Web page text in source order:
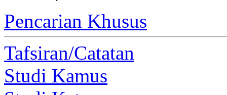
Pencarian Khusus
Tafsiran/Catatan
Studi Kamus